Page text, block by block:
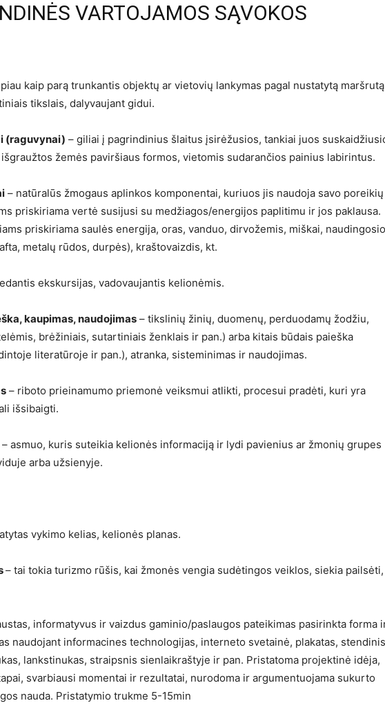
VARTOJAMOS SĄVOKOS
kaip parą trunkantis objektų ar vietovių lankymas pagal nustatytą maršrutą
tikslais, dalyvaujant gidui.
(raguvynai) – giliai į pagrindinius šlaitus įsirėžusios, tankiai juos
žemės paviršiaus formos, vietomis sudarančios painius labirintus.
– natūralūs žmogaus aplinkos komponentai, kuriuos jis naudoja savo poreikių
priskiriama vertė susijusi su medžiagos/energijos paplitimu ir jos paklausa.
priskiriama saulės energija, oras, vanduo, dirvožemis, miškai,
metalų rūdos, durpės), kraštovaizdis, kt.
ekskursijas, vadovaujantis kelionėmis.
kaupimas, naudojimas – tikslinių žinių, duomenų, perduodamų žodžiu,
brėžiniais, sutartiniais ženklais ir pan.) arba kitais būdais paieška
literatūroje ir pan.), atranka, sisteminimas ir naudojimas.
– riboto prieinamumo priemonė veiksmui atlikti, procesui pradėti, kuri yra
išsibaigti.
– asmuo, kuris suteikia kelionės informaciją ir lydi pavienius ar žmonių grupes
arba užsienyje.
vykimo kelias, kelionės planas.
– tai tokia turizmo rūšis, kai žmonės vengia sudėtingos veiklos, siekia pailsėti,
informatyvus ir vaizdus gaminio/paslaugos pateikimas pasirinkta forma
naudojant informacines technologijas, interneto svetainė, plakatas, stendinis
lankstinukas, straipsnis sienlaikraštyje ir pan. Pristatoma projektinė idėja,
svarbiausi momentai ir rezultatai, nurodoma ir argumentuojama sukurto
nauda. Pristatymio trukme 5-15min